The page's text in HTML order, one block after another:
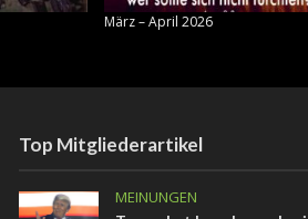
März – April 2026
Top Mitgliederartikel
MEINUNGEN